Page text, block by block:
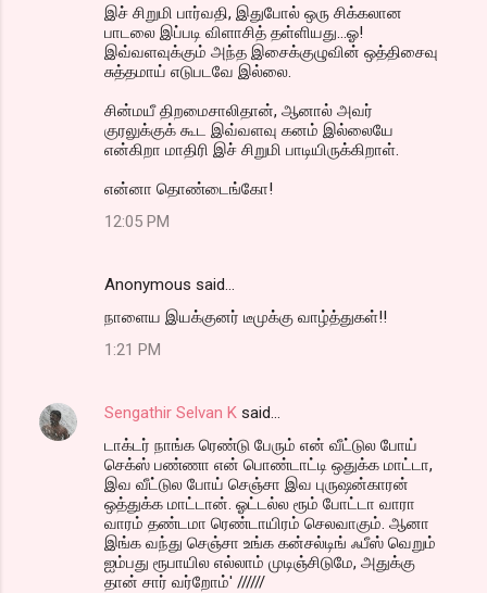
இச் சிறுமி பார்வதி, இதுபோல் ஒரு சிக்கலான
பாடலை இப்படி விளாசித் தள்ளியது...ஓ!
இவ்வளவுக்கும் அந்த இசைக்குழுவின் ஒத்திசைவு
சுத்தமாய் எடுபடவே இல்லை.
சின்மயீ திறமைசாலிதான், ஆனால் அவர்
குரலுக்குக் கூட இவ்வளவு கனம் இல்லையே
என்கிறா மாதிரி இச் சிறுமி பாடியிருக்கிறாள்.
என்னா தொண்டைங்கோ!
12:05 PM
Anonymous said…
நாளைய இயக்குனர் டீமுக்கு வாழ்த்துகள்!!
1:21 PM
Sengathir Selvan K said…
டாக்டர் நாங்க ரெண்டு பேரும் என் வீட்டுல போய்
செக்ஸ் பண்ணா என் பொண்டாட்டி ஒதுக்க மாட்டா,
இவ வீட்டுல போய் செஞ்சா இவ புருஷன்காரன்
ஒத்துக்க மாட்டான். ஓட்டல்ல ரூம் போட்டா வாரா
வாரம் தண்டமா ரெண்டாயிரம் செலவாகும். ஆனா
இங்க வந்து செஞ்சா உங்க கன்சல்டிங் ஃபீஸ் வெறும்
ஐம்பது ரூபாயில எல்லாம் முடிஞ்சிடுமே, அதுக்கு
தான் சார் வர்றோம்' //////